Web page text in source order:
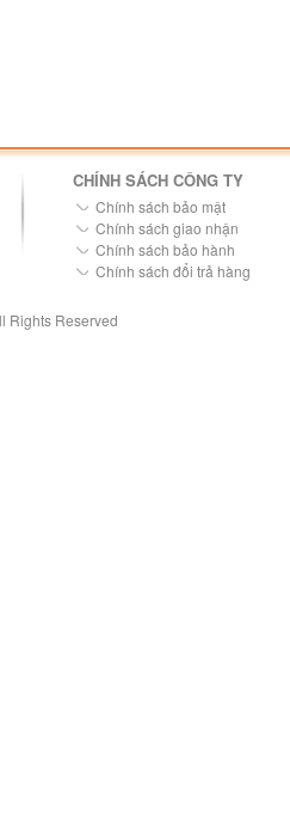
CHÍNH SÁCH CÔNG TY
Chính sách bảo mật
Chính sách giao nhận
Chính sách bảo hành
Chính sách đổi trả hàng
Rights Reserved